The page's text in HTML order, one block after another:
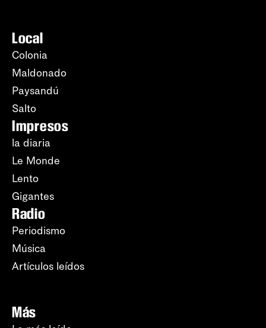
Local
Colonia
Maldonado
Paysandú
Salto
Impresos
la diaria
Le Monde
Lento
Gigantes
Radio
Periodismo
Música
Artículos leídos
Más